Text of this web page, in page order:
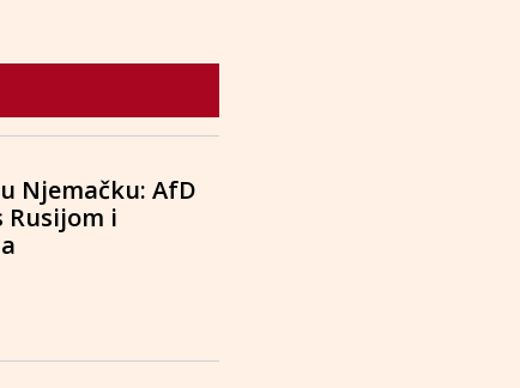
Njemačku: AfD
Rusijom i